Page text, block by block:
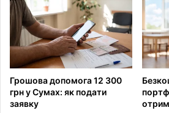
Грошова допомога 12 300
грн у Сумах: як подати
заявку